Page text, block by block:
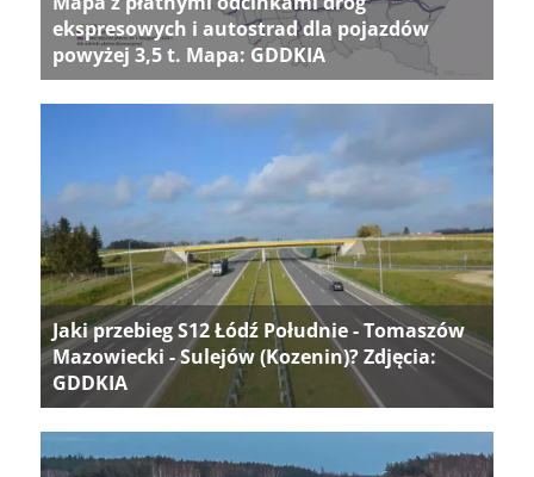
ekspresowych i autostrad dla pojazdów
powyżej 3,5 t. Mapa: GDDKIA
Jaki przebieg S12 Łódź Południe - Tomaszów
Mazowiecki - Sulejów (Kozenin)? Zdjęcia:
GDDKIA